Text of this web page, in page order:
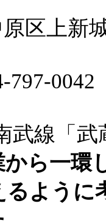
区上新
797-0042
武線「
から一
ように